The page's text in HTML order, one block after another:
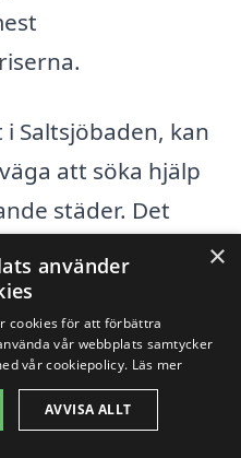
Saltsjöbaden, kan
att söka hjälp
städer. Det
expertis och
städer där du
inom solceller:
×
använder
cookies för att förbättra
vår webbplats samtycker
vår cookiepolicy. Läs mer
AVVISA ALLT